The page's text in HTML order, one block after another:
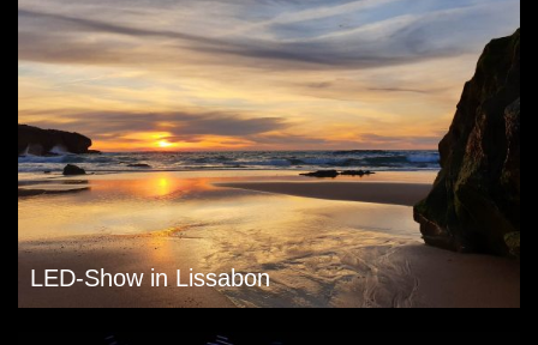
LED-Show in Lissabon